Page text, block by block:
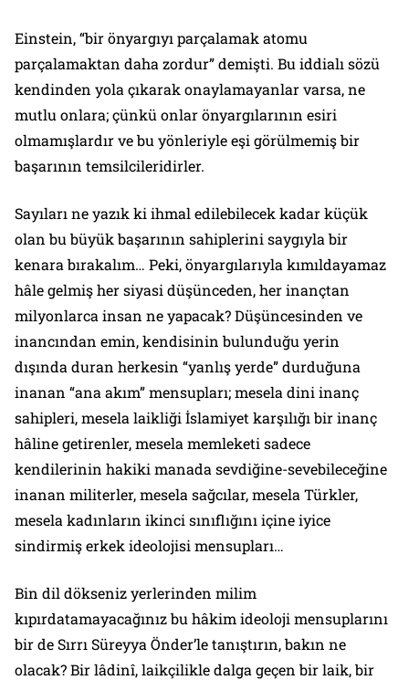
Einstein, “bir önyargıyı parçalamak atomu
parçalamaktan daha zordur” demişti. Bu iddialı sözü
kendinden yola çıkarak onaylamayanlar varsa, ne
mutlu onlara; çünkü onlar önyargılarının esiri
olmamışlardır ve bu yönleriyle eşi görülmemiş bir
başarının temsilcileridirler.
Sayıları ne yazık ki ihmal edilebilecek kadar küçük
olan bu büyük başarının sahiplerini saygıyla bir
kenara bırakalım… Peki, önyargılarıyla kımıldayamaz
hâle gelmiş her siyasi düşünceden, her inançtan
milyonlarca insan ne yapacak? Düşüncesinden ve
inancından emin, kendisinin bulunduğu yerin
dışında duran herkesin “yanlış yerde” durduğuna
inanan “ana akım” mensupları; mesela dini inanç
sahipleri, mesela laikliği İslamiyet karşılığı bir inanç
hâline getirenler, mesela memleketi sadece
kendilerinin hakiki manada sevdiğine-sevebileceğine
inanan militerler, mesela sağcılar, mesela Türkler,
mesela kadınların ikinci sınıflığını içine iyice
sindirmiş erkek ideolojisi mensupları…
Bin dil dökseniz yerlerinden milim
kıpırdatamayacağınız bu hâkim ideoloji mensuplarını
bir de Sırrı Süreyya Önder’le tanıştırın, bakın ne
olacak? Bir lâdinî, laikçilikle dalga geçen bir laik, bir